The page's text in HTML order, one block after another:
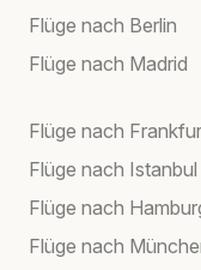
Flüge nach Berlin
Flüge nach Madrid
Flüge nach
Flüge nach Istanbul
Flüge nach
Flüge nach